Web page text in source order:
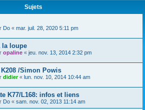
Sujets
Do « mar. juil. 28, 2020 5:11 pm
la loupe
opaline « jeu. nov. 13, 2014 2:32 pm
/Simon Powis
didier« lun. nov. 10, 2014 10:44 am
K77/L168: infos et liens
Do « sam. nov. 02, 2013 11:14 am